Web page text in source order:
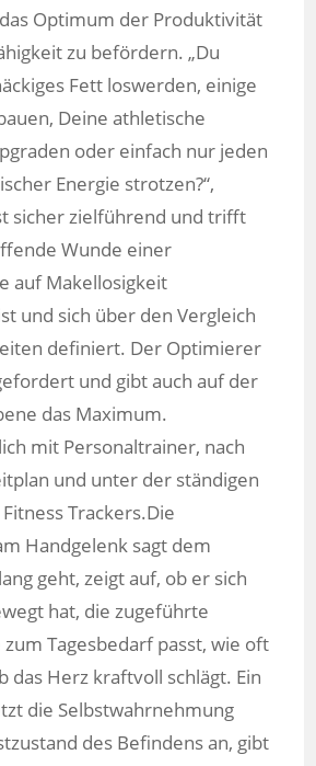
Optimum der Produktivität
zu befördern. „Du
Fett loswerden, einige
Deine athletische
oder einfach nur jeden
Energie strotzen?“,
sicher zielführend und trifft
Wunde einer
auf Makellosigkeit
und sich über den Vergleich
definiert. Der Optimierer
und gibt auch auf der
das Maximum.
mit Personaltrainer, nach
und unter der ständigen
Trackers.Die
Handgelenk sagt dem
geht, zeigt auf, ob er sich
hat, die zugeführte
Tagesbedarf passt, wie oft
das Herz kraftvoll schlägt. Ein
die Selbstwahrnehmung
des Befindens an, gibt